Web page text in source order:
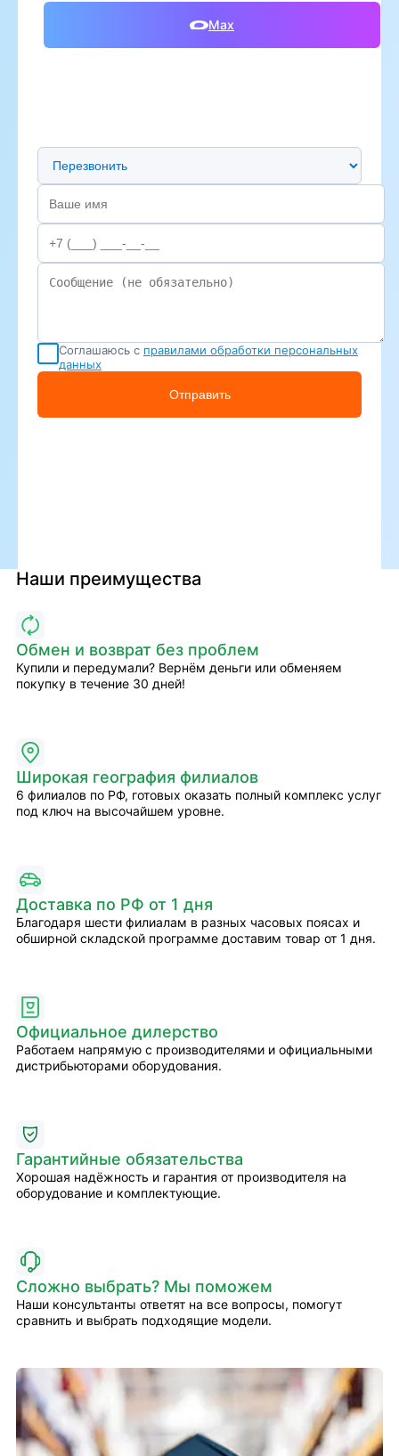
Max
Предпочтительный способ связи
Соглашаюсь с правилами обработки персональных
данных
Отправить
Наши преимущества
Обмен и возврат без проблем
Купили и передумали? Вернём деньги или обменяем
покупку в течение 30 дней!
Широкая география филиалов
6 филиалов по РФ, готовых оказать полный комплекс услуг
под ключ на высочайшем уровне.
Доставка по РФ от 1 дня
Благодаря шести филиалам в разных часовых поясах и
обширной складской программе доставим товар от 1 дня.
Официальное дилерство
Работаем напрямую с производителями и официальными
дистрибьюторами оборудования.
Гарантийные обязательства
Хорошая надёжность и гарантия от производителя на
оборудование и комплектующие.
Сложно выбрать? Мы поможем
Наши консультанты ответят на все вопросы, помогут
сравнить и выбрать подходящие модели.